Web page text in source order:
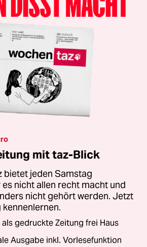
mit taz-Blick
bietet jeden Samstag
nicht allen recht macht und
nicht gehört werden. Jetzt
kennenlernen.
gedruckte Zeitung frei Haus
Ausgabe inkl. Vorlesefunktion